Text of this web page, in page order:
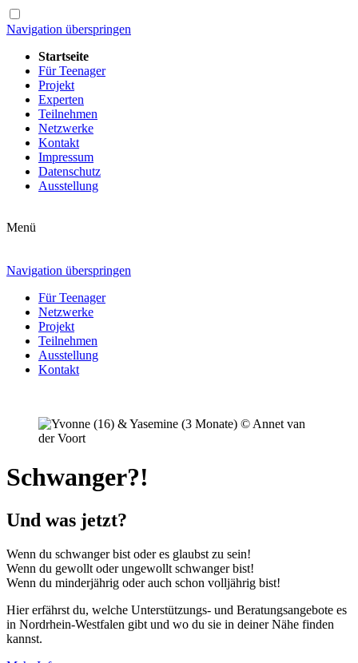
Navigation überspringen
Startseite
Für Teenager
Projekt
Experten
Teilnehmen
Netzwerke
Kontakt
Impressum
Datenschutz
Ausstellung
Menü
Navigation überspringen
Für Teenager
Netzwerke
Projekt
Teilnehmen
Ausstellung
Kontakt
Schwanger?!
Und was jetzt?
Wenn du schwanger bist oder es glaubst zu sein!
Wenn du gewollt oder ungewollt schwanger bist!
Wenn du minderjährig oder auch schon volljährig bist!
Hier erfährst du, welche Unterstützungs- und Beratungsangebote es
in Nordrhein-Westfalen gibt und wo du sie in deiner Nähe finden
kannst.